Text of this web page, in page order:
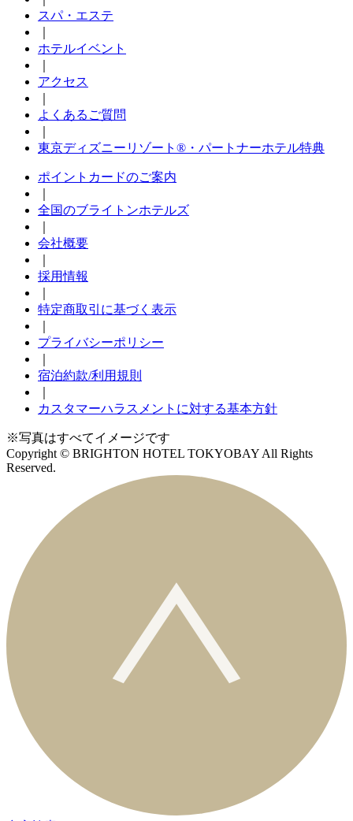
スパ・エステ
ホテルイベント
アクセス
よくあるご質問
東京ディズニーリゾート®・パートナーホテル特典
ポイントカードのご案内
全国のブライトンホテルズ
会社概要
採用情報
特定商取引に基づく表示
プライバシーポリシー
宿泊約款/利用規則
カスタマーハラスメントに対する基本方針
※写真はすべてイメージです
Copyright © BRIGHTON HOTEL TOKYOBAY All Rights
Reserved.